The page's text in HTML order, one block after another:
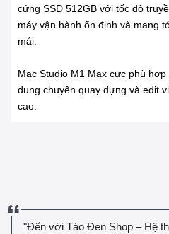
cứng SSD 512GB với tốc độ
máy vận hành ổn định và mang
mái.
Mac Studio M1 Max cực phù
dung chuyên quay dựng và edit
cao.
"Đến với Táo Đen Shop – Hệ